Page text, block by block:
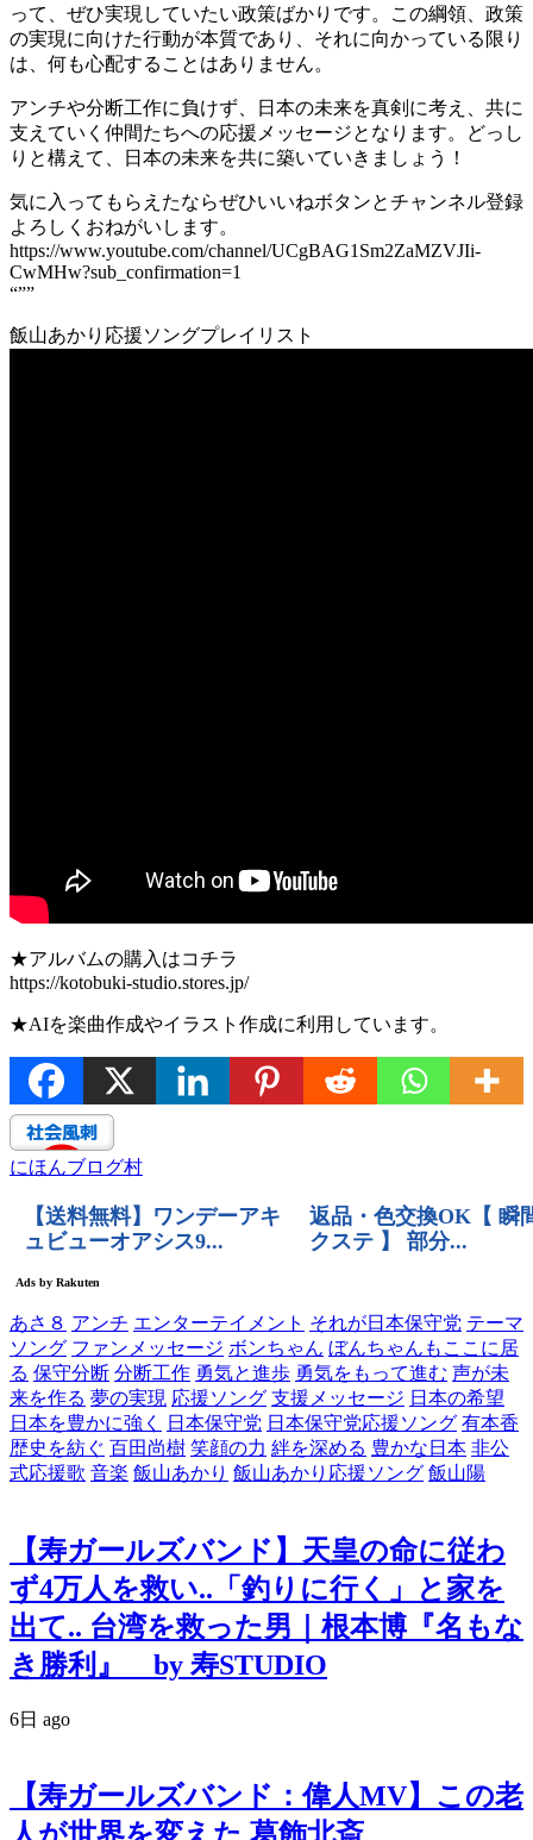
って、ぜひ実現していたい政策ばかりです。この綱領、政策
の実現に向けた行動が本質であり、それに向かっている限り
は、何も心配することはありません。
アンチや分断工作に負けず、日本の未来を真剣に考え、共に
支えていく仲間たちへの応援メッセージとなります。どっし
りと構えて、日本の未来を共に築いていきましょう！
気に入ってもらえたならぜひいいねボタンとチャンネル登録
よろしくおねがいします。
https://www.youtube.com/channel/UCgBAG1Sm2ZaMZVJIi-
CwMHw?sub_confirmation=1
“””
飯山あかり応援ソングプレイリスト
★アルバムの購入はコチラ
https://kotobuki-studio.stores.jp/
★AIを楽曲作成やイラスト作成に利用しています。
にほんブログ村
あさ８ アンチ エンターテイメント それが日本保守党 テーマ
ソング ファンメッセージ ボンちゃん ぼんちゃんもここに居
る 保守分断 分断工作 勇気と進歩 勇気をもって進む 声が未
来を作る 夢の実現 応援ソング 支援メッセージ 日本の希望
日本を豊かに強く
日本保守党 日本保守党応援ソング 有本香
歴史を紡ぐ 百田尚樹 笑顔の力 絆を深める 豊かな日本 非公
式応援歌 音楽 飯山あかり 飯山あかり応援ソング 飯山陽
【寿ガールズバンド】天皇の命に従わ
ず4万人を救い..「釣りに行く」と家を
出て.. 台湾を救った男｜根本博『名もな
き勝利』 by 寿STUDIO
6日 ago
【寿ガールズバンド：偉人MV】この老